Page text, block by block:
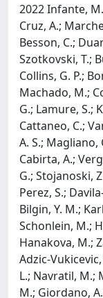
2022 Infante,
Cruz, A.;
Besson, C.;
Szotkovski, T.;
Collins, G. P.;
Machado, M.;
G.; Lamure, S.;
Cattaneo, C.;
A. S.; Magliano,
Cabirta, A.;
G.; Stojanoski,
Perez, S.;
Bilgin, Y. M.;
Schonlein, M.;
Hanakova, M.;
Adzic-
L.; Navratil, M.;
M.; Giordano,